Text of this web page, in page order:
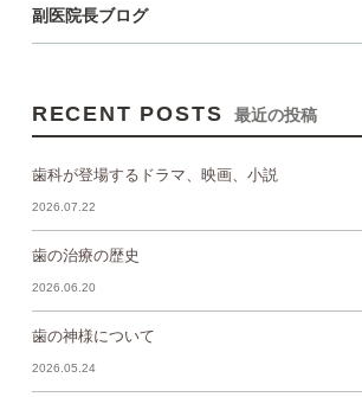
副医院長ブログ
RECENT POSTS 最近の投稿
歯科が登場するドラマ、映画、小説
2026.07.22
歯の治療の歴史
2026.06.20
歯の神様について
2026.05.24